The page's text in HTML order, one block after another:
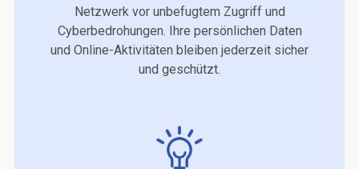
Netzwerk vor unbefugtem Zugriff und
Cyberbedrohungen. Ihre persönlichen Daten
und Online-Aktivitäten bleiben jederzeit sicher
und geschützt.